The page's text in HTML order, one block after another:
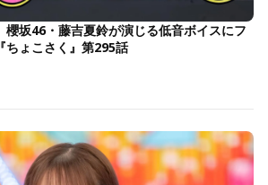
櫻坂46・藤吉夏鈴が演じる低音ボイスにフ
ちょこさく』第295話